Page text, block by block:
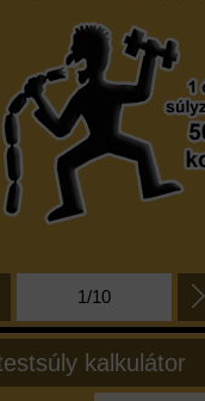
1/10
kalkulátor